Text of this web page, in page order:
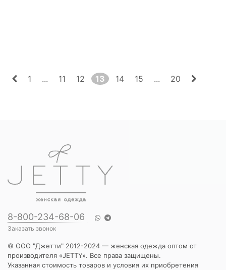
1 ... 11 12 13 14 15 ... 20
8-800-234-68-06
Заказать звонок
© ООО "Джетти" 2012-2024 — женская одежда оптом от
производителя «JETTY». Все права защищены.
Указанная стоимость товаров и условия их приобретения